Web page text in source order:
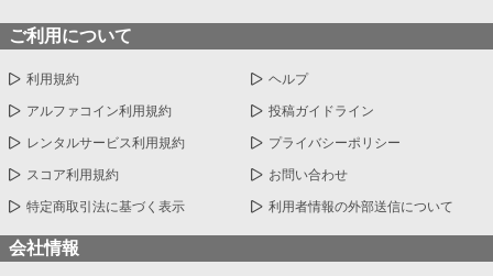
ご利用について
利用規約 ヘルプ
アルファコイン利用規約 投稿ガイドライン
レンタルサービス利用規約 プライバシーポリシー
スコア利用規約 お問い合わせ
特定商取引法に基づく表示 利用者情報の外部送信について
会社情報